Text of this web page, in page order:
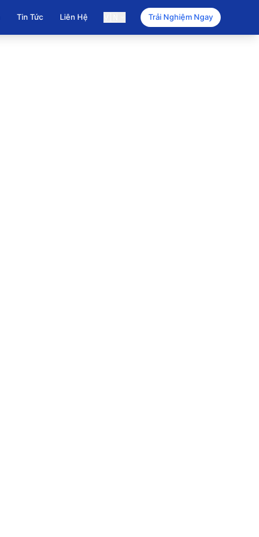
Tin Tức Liên Hệ Trải Nghiệm Ngay